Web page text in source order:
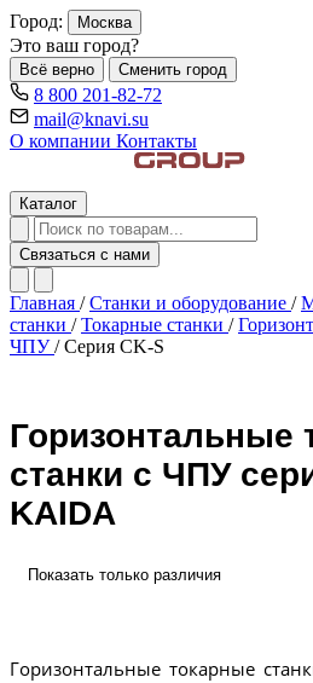
Город: Москва
Это ваш город?
Всё верно Сменить город
8 800 201-82-72
mail@knavi.su
О компании Контакты
Каталог
Связаться с нами
Главная / Станки и оборудование /
станки / Токарные станки /
ЧПУ/ Серия CK-S
Горизонтальные
станки с ЧПУ
KAIDA
Показать только различия
Горизонтальные токарные